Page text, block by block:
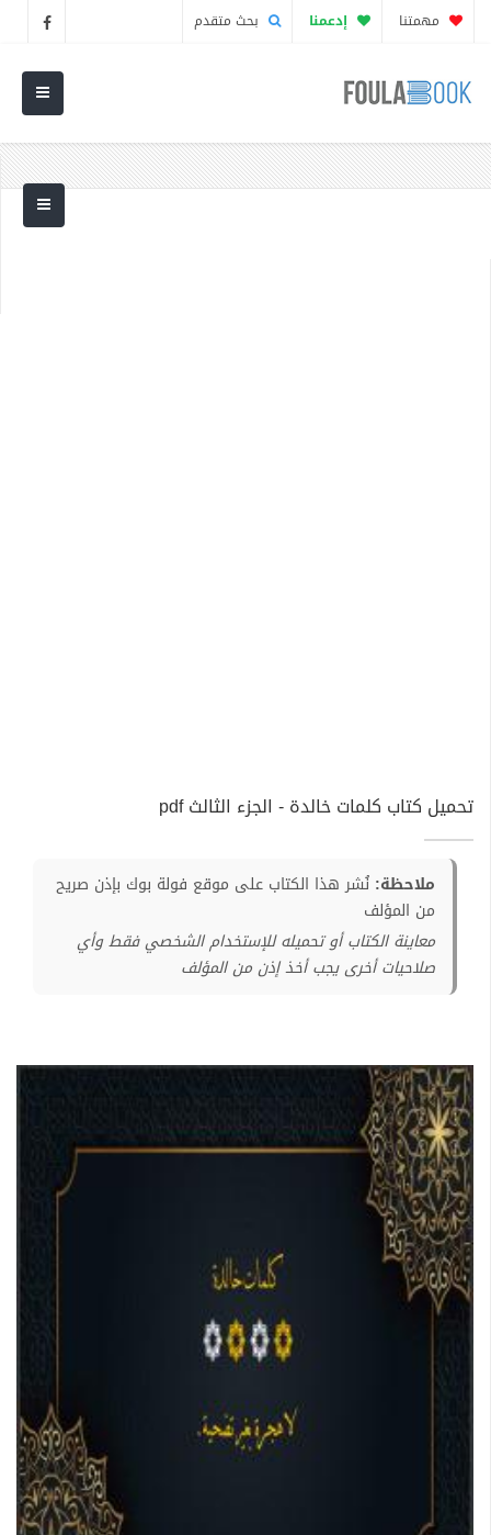
مهمتنا إدعمنا بحث متقدم
تحميل كتاب كلمات خالدة - الجزء الثالث pdf
ملاحظة: نُشر هذا الكتاب على موقع فولة بوك بإذن صريح
من المؤلف
معاينة الكتاب أو تحميله للإستخدام الشخصي فقط وأي
صلاحيات أخرى يجب أخذ إذن من المؤلف